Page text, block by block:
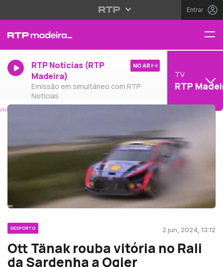
Entrar
RTP Notícias (RTP
Madeira)
Emissão em simultâneo com RTP
Notícias
NO AR
TV
RTP
DESPORTO 2 jun, 2024, 13:12
Ott Tänak rouba vitória no Rali
da Sardenha a Ogier